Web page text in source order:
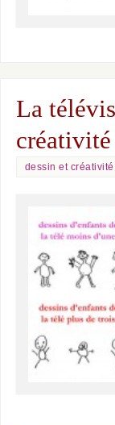
La
créativité
dessin et créativité